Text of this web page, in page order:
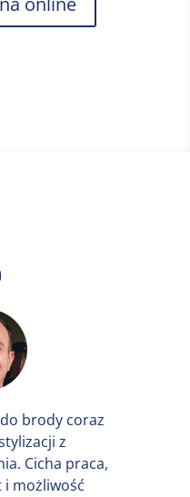
do
dzięki temu są
i poradzą
brody coraz
z
Cicha praca,
możliwość